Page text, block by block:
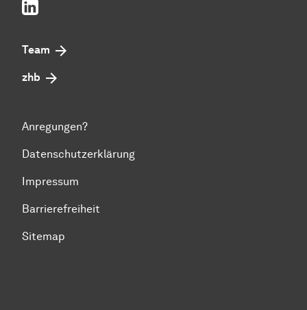
LinkedIn
Team
zhb
Anregungen?
Datenschutzerklärung
Impressum
Barrierefreiheit
Sitemap